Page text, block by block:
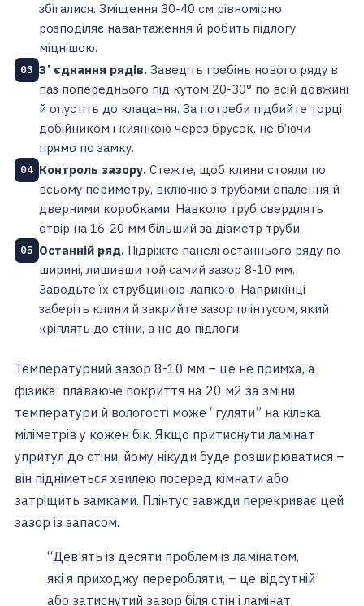
збігалися. Зміщення 30-40 см рівномірно
розподіляє навантаження й робить підлогу
міцнішою.
03 Зʼєднання рядів. Заведіть гребінь нового ряду в
паз попереднього під кутом 20-30° по всій довжині
й опустіть до клацання. За потреби підбийте торці
добійником і киянкою через брусок, не б’ючи
прямо по замку.
04 Контроль зазору. Стежте, щоб клини стояли по
всьому периметру, включно з трубами опалення й
дверними коробками. Навколо труб свердлять
отвір на 16-20 мм більший за діаметр труби.
05 Останній ряд. Підріжте панелі останнього ряду по
ширині, лишивши той самий зазор 8-10 мм.
Заводьте їх струбциною-лапкою. Наприкінці
заберіть клини й закрийте зазор плінтусом, який
кріплять до стіни, а не до підлоги.
Температурний зазор 8-10 мм – це не примха, а
фізика: плаваюче покриття на 20 м2 за зміни
температури й вологості може “гуляти” на кілька
міліметрів у кожен бік. Якщо притиснути ламінат
упритул до стіни, йому нікуди буде розширюватися –
він підніметься хвилею посеред кімнати або
затріщить замками. Плінтус завжди перекриває цей
зазор із запасом.
“Дев’ять із десяти проблем із ламінатом,
які я приходжу переробляти, – це відсутній
або затиснутий зазор біля стін і ламінат,